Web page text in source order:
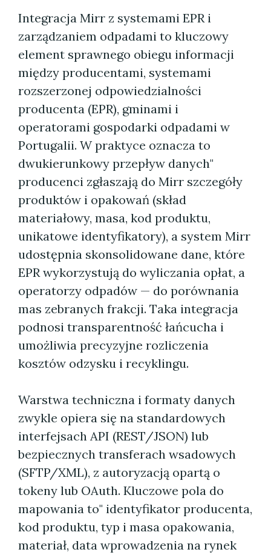
Integracja Mirr z systemami EPR i
zarządzaniem odpadami to kluczowy
element sprawnego obiegu informacji
między producentami, systemami
rozszerzonej odpowiedzialności
producenta (EPR), gminami i
operatorami gospodarki odpadami w
Portugalii. W praktyce oznacza to
dwukierunkowy przepływ danych"
producenci zgłaszają do Mirr szczegóły
produktów i opakowań (skład
materiałowy, masa, kod produktu,
unikatowe identyfikatory), a system Mirr
udostępnia skonsolidowane dane, które
EPR wykorzystują do wyliczania opłat, a
operatorzy odpadów — do porównania
mas zebranych frakcji. Taka integracja
podnosi transparentność łańcucha i
umożliwia precyzyjne rozliczenia
kosztów odzysku i recyklingu.
Warstwa techniczna i formaty danych
zwykle opiera się na standardowych
interfejsach API (REST/JSON) lub
bezpiecznych transferach wsadowych
(SFTP/XML), z autoryzacją opartą o
tokeny lub OAuth. Kluczowe pola do
mapowania to" identyfikator producenta,
kod produktu, typ i masa opakowania,
materiał, data wprowadzenia na rynek